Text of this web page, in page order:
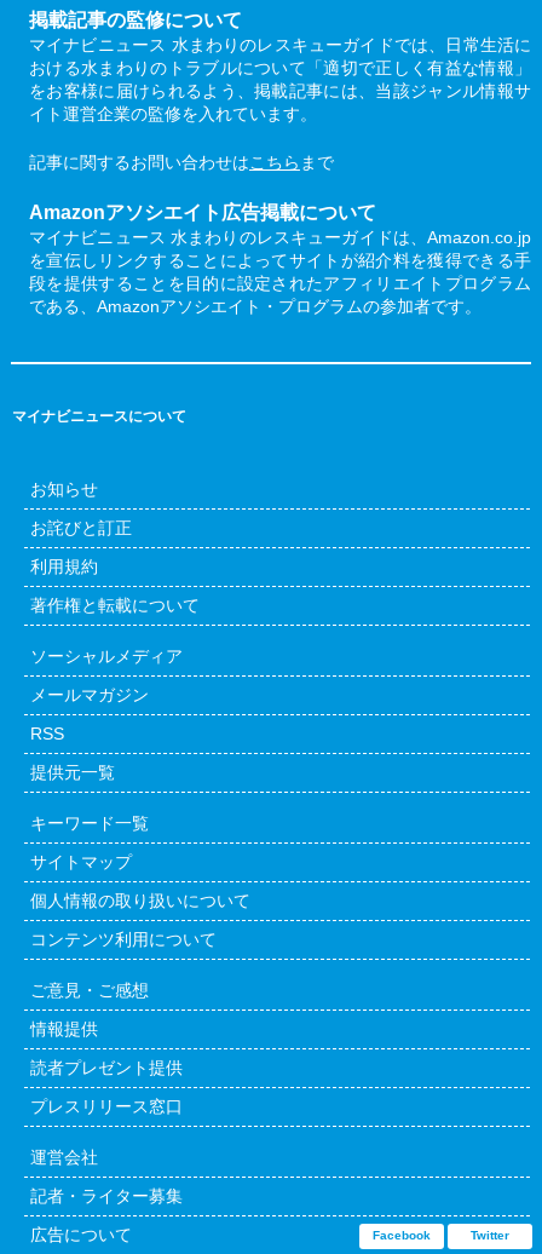
掲載記事の監修について
マイナビニュース 水まわりのレスキューガイドでは、日常生活に
おける水まわりのトラブルについて「適切で正しく有益な情報」
をお客様に届けられるよう、掲載記事には、当該ジャンル情報サ
イト運営企業の監修を入れています。
記事に関するお問い合わせはこちら まで
Amazonアソシエイト広告掲載について
マイナビニュース 水まわりのレスキューガイドは、Amazon.co.jp
を宣伝しリンクすることによってサイトが紹介料を獲得できる手
段を提供することを目的に設定されたアフィリエイトプログラム
である、Amazonアソシエイト・プログラムの参加者です。
マイナビニュースについて
お知らせ
お詫びと訂正
利用規約
著作権と転載について
ソーシャルメディア
メールマガジン
RSS
提供元一覧
キーワード一覧
サイトマップ
個人情報の取り扱いについて
コンテンツ利用について
ご意見・ご感想
情報提供
読者プレゼント提供
プレスリリース窓口
運営会社
記者・ライター募集
広告について
Facebook Twitter